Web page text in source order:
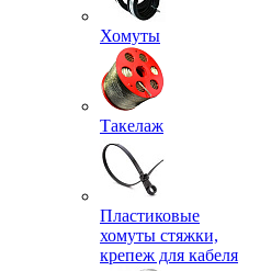
Хомуты
Такелаж
Пластиковые
хомуты стяжки,
крепеж для кабеля